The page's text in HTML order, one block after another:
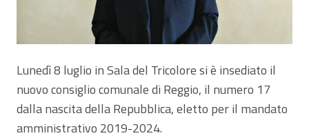
Lunedì 8 luglio in Sala del Tricolore si è insediato il
nuovo consiglio comunale di Reggio, il numero 17
dalla nascita della Repubblica, eletto per il mandato
amministrativo 2019-2024.